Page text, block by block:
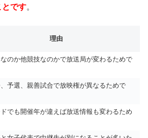
とです。
理由
のか他競技なのかで放送局が変わるためで
予選、親善試合で放映権が異なるためで
でも開催年が違えば放送情報も変わるため